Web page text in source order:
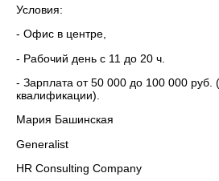
Условия:
- Офис в центре,
- Рабочий день с 11 до 20 ч.
- Зарплата от 50 000 до 100 000 руб.
квалификации).
Мария Башинская
Generalist
HR Consulting Company